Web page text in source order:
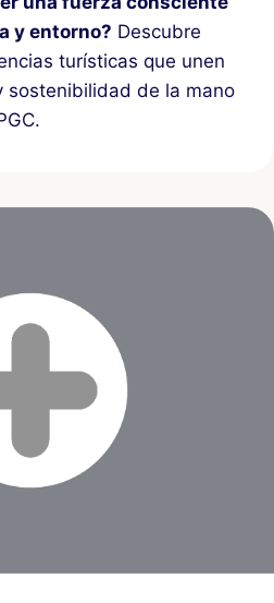
y entorno? Descubre
turísticas que unen
sostenibilidad de la mano